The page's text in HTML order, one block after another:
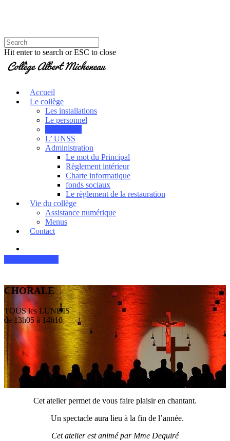
Hit enter to search or ESC to close
Accueil
Le collège
Les installations
Le personnel
L’ UNSS
Administration
Le mot du Principal
Règlement intérieur
Charte informatique
fonds sociaux
Le règlement de la restauration
Vie du collège
Assistance numérique
Menus
Contact
CHORALE
TOUS les LUNDIS
de 13h05 à 14h10
Cet atelier permet de vous faire plaisir en chantant.
Un spectacle aura lieu à la fin de l’année.
Cet atelier est animé par Mme Dequiré